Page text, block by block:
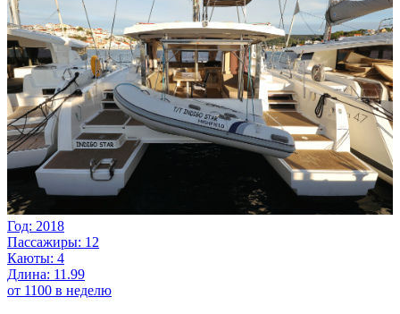
Год: 2018
Пассажиры: 12
Каюты: 4
Длина: 11.99
от 1100 в неделю